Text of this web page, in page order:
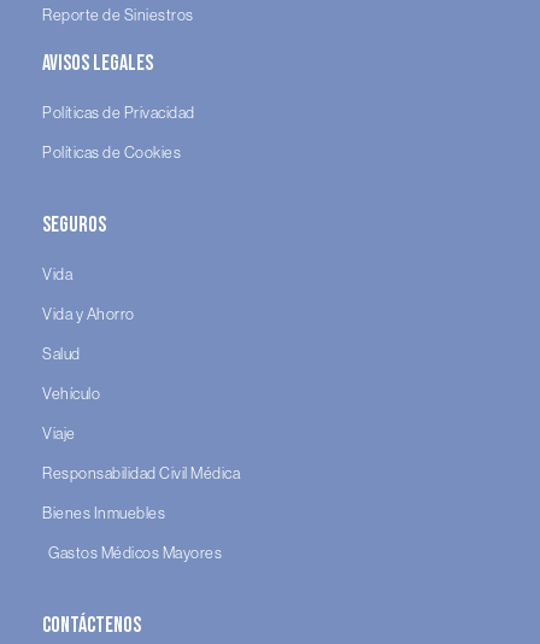
Reporte de Siniestros
Avisos legales
Políticas de Privacidad
Políticas de Cookies
Seguros
Vida
Vida y Ahorro
Salud
Vehículo
Viaje
Responsabilidad Civil Médica
Bienes Inmuebles
Gastos Médicos Mayores
Contáctenos